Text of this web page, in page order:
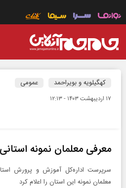
کهگیلویه و بویراحمد عمومی
۱۷ ارديبهشت ۱۴۰۳ - ۱۲:۱۳
معرفی معلمان نمونه
سرپرست اداره‌کل آموزش و پرورش
معلمان نمونه این استان را اعلام کرد